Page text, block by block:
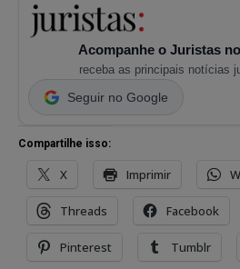
Acompanhe o Juristas
receba as principais notícias
Seguir no Google
Compartilhe isso:
X Imprimir
Threads Facebook
Pinterest Tumblr